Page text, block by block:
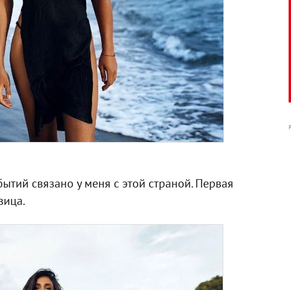
связано у меня с этой страной. Первая